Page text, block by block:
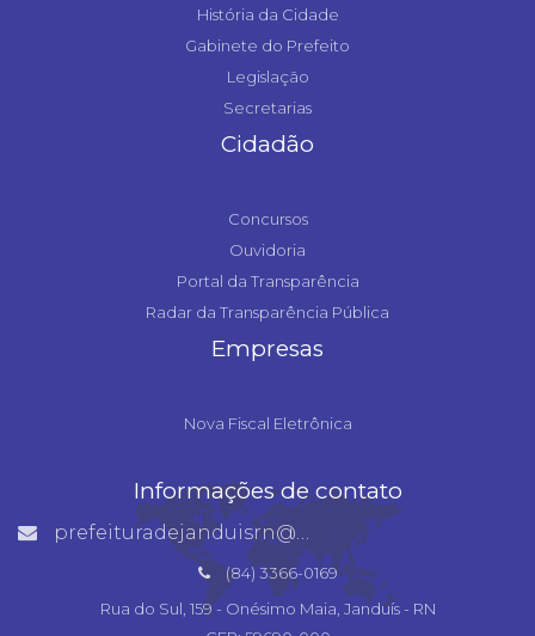
História da Cidade
Gabinete do Prefeito
Legislação
Secretarias
Cidadão
Concursos
Ouvidoria
Portal da Transparência
Radar da Transparência Pública
Empresas
Nova Fiscal Eletrônica
Informações de contato
prefeituradejanduisrn@gmail.com
(84) 3366-0169
Rua do Sul, 159 - Onésimo Maia, Janduís - RN